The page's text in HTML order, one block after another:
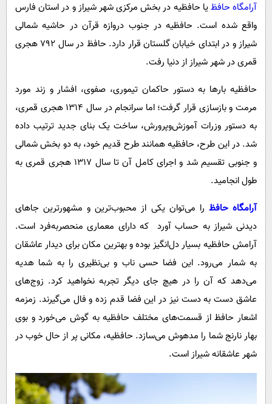
آرامگاه حافظیا حافظیه در بخش مرکزی شهر شیراز و در استان فارس
واقع شده است. حافظیه در جنوب دروازه قرآن در حاشیه شمالی
شیراز و در ابتدای خیابان گلستان قرار دارد. حافظ در سال ۷۹۲ هجری
قمری در شهر شیراز از دنیا رفت.
حافظیه بارها به دستور حاکمان تیموری، صفوی، افشار و زند مورد
مرمت و بازسازی قرار گرفت؛ اما سرانجام در سال ۱۳۱۴ هجری قمری،
به دستور وزرات آموزش‌وپرورش، ساخت یک بنای جدید ترتیب داده
شد. در این طرح، حافظیه همانند طرح قدیم خود، به دو بخش شمالی
و جنوبی تقسیم شد و اجرای کامل آن تا سال ۱۳۱۷ هجری قمری به
طول انجامید.
آرامگاه حافظ را می‌توان یکی از محبوب‌ترین و مشهورترین جاهای
دیدنی شیراز به حساب آورد که دارای معماری منحصربه‌فرد است.
آرامش حافظیه بسیار دل‌انگیز بوده و بهترین مکان برای دیدار عاشقان
به شمار می‌رود. این فضا حسی ناب و بی‌نظیری را به شما هدیه
می‌دهد که آن را در هیچ جای دیگر تجربه نخواهید کرد. زوج‌های
عاشق دست به دست نیز در این فضا قدم زده و فال می‌گیرند. زمزمه
اشعار حافظ از قسمت‌های مختلف حافظیه به گوش می‌خورد و بوی
بهار نارنج شما را مدهوش می‌سازد. حافظیه، مکانی پر از حال خوب در
شهر عاشقانه شیراز است.